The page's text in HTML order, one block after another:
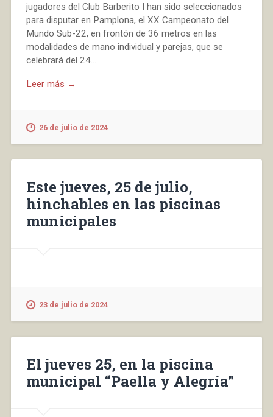
jugadores del Club Barberito I han sido seleccionados
para disputar en Pamplona, el XX Campeonato del
Mundo Sub-22, en frontón de 36 metros en las
modalidades de mano individual y parejas, que se
celebrará del 24...
Leer más →
26 de julio de 2024
Este jueves, 25 de julio,
hinchables en las piscinas
municipales
23 de julio de 2024
El jueves 25, en la piscina
municipal “Paella y Alegría”